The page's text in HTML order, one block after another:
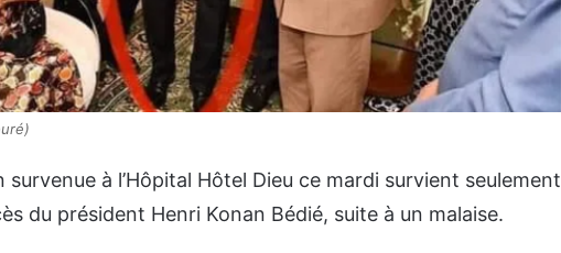
à l’Hôpital Hôtel Dieu ce mardi survient seulement
du président Henri Konan Bédié, suite à un malaise.